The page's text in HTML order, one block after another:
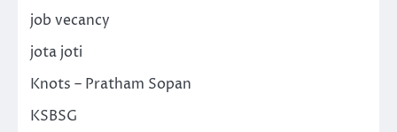
job vecancy
jota joti
Knots – Pratham Sopan
KSBSG